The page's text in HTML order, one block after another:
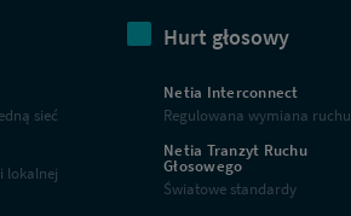
sieć
lokalnej
Hurt głosowy
Netia Interconnect
Regulowana wymiana ruchu
Netia Tranzyt Ruchu
Głosowego
Światowe standardy